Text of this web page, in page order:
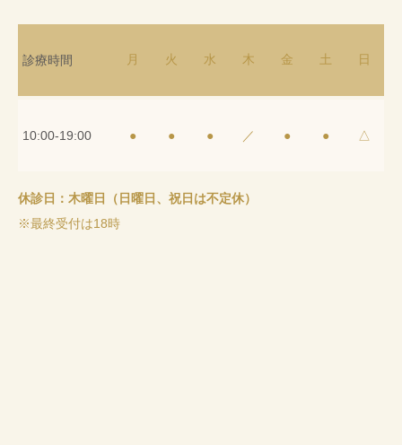
診療時間 月 火 水 木 金 土 日
10:00-19:00 ● ● ● ／ ● ● △
休診日：木曜日（日曜日、祝日は不定休）
※最終受付は18時